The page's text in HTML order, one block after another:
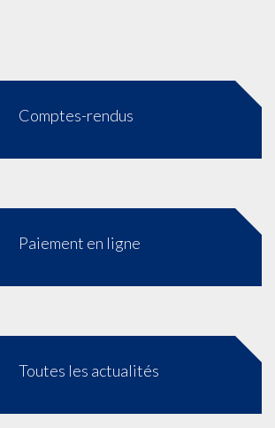
Comptes-rendus
Paiement en ligne
Toutes les actualités